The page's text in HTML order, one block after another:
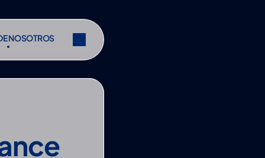
NOSOTROS
NOSOTROS
Compartir